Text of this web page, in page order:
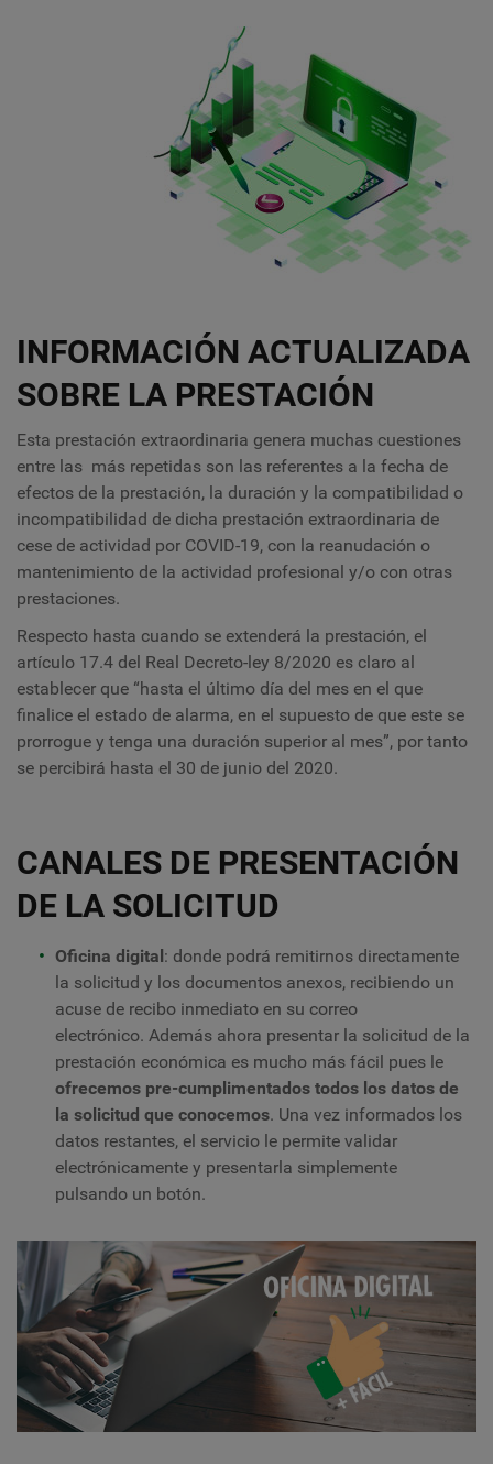
INFORMACIÓN ACTUALIZADA
SOBRE LA PRESTACIÓN
Esta prestación extraordinaria genera muchas cuestiones
entre las más repetidas son las referentes a la fecha de
efectos de la prestación, la duración y la compatibilidad o
incompatibilidad de dicha prestación extraordinaria de
cese de actividad por COVID-19, con la reanudación o
mantenimiento de la actividad profesional y/o con otras
prestaciones.
Respecto hasta cuando se extenderá la prestación, el
artículo 17.4 del Real Decreto-ley 8/2020 es claro al
establecer que “hasta el último día del mes en el que
finalice el estado de alarma, en el supuesto de que este se
prorrogue y tenga una duración superior al mes”, por tanto
se percibirá hasta el 30 de junio del 2020.
CANALES DE PRESENTACIÓN
DE LA SOLICITUD
Oficina digital: donde podrá remitirnos directamente
la solicitud y los documentos anexos, recibiendo un
acuse de recibo inmediato en su correo
electrónico. Además ahora presentar la solicitud de la
prestación económica es mucho más fácil pues le
ofrecemos pre-cumplimentados todos los datos de
la solicitud que conocemos. Una vez informados los
datos restantes, el servicio le permite validar
electrónicamente y presentarla simplemente
pulsando un botón.